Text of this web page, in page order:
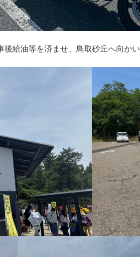
給油等を済ませ、鳥取砂丘へ向か